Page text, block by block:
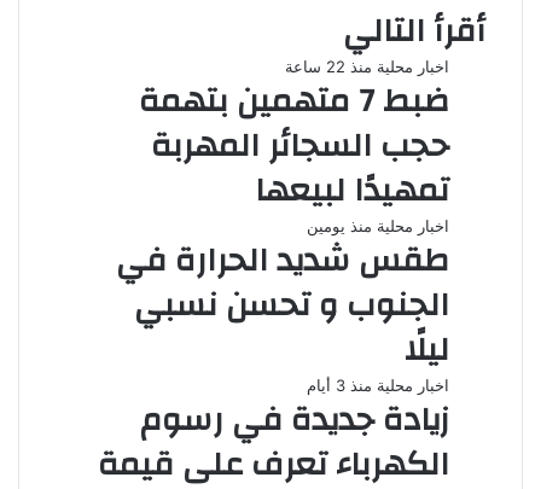
أقرأ التالي
اخبار محلية منذ 22 ساعة
ضبط 7 متهمين بتهمة
حجب السجائر المهربة
تمهيدًا لبيعها
اخبار محلية منذ يومين
طقس شديد الحرارة في
الجنوب و تحسن نسبي
ليلًا
اخبار محلية منذ 3 أيام
زيادة جديدة في رسوم
الكهرباء تعرف على قيمة